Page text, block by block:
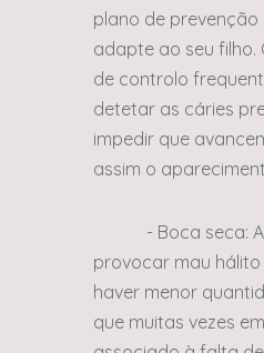
plano de prevenção
adapte ao seu filho.
de controlo
detetar as cáries
impedir que
assim o
- Boca seca: A
provocar mau
haver menor
que muitas vezes